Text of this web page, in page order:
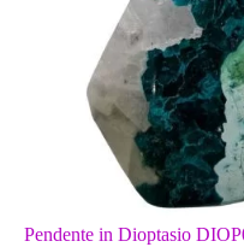
Pendente in Dioptasio